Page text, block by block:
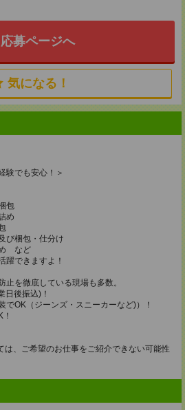
応募ページへ
気になる！
験でも安心！＞
包
め
び梱包・仕分け
め など
躍できますよ！
を徹底している現場も多数。
日後振込)！
でOK（ジーンズ・スニーカーなど)）！
、ご希望のお仕事をご紹介できない可能性